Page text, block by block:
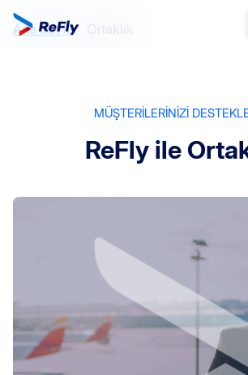
Ana Sayfa Ortaklık
MÜŞTERİLERİNİZİ
ReFly ile